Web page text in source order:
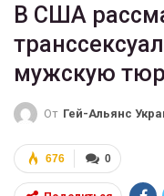
В США
мужскую
От Гей-Альянс
0
676